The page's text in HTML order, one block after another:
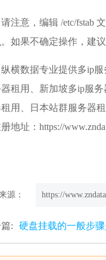
请注意，编辑 /etc/fstab
如果不确定操作，建
纵横数据专业提供多ip
器租用、新加坡多ip服
用、日本站群服务器
地址：https://
源： https://
篇: 硬盘挂载的一般步骤